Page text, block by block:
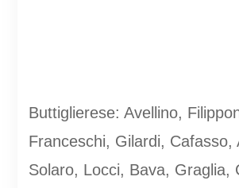
Buttiglierese: Avellino,
Franceschi, Gilardi, Cafasso,
Solaro, Locci, Bava, Graglia,